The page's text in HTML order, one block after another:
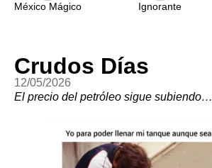
México Mágico
Ignorante
Crudos Días
12/05/2026
El precio del petróleo sigue subiendo…